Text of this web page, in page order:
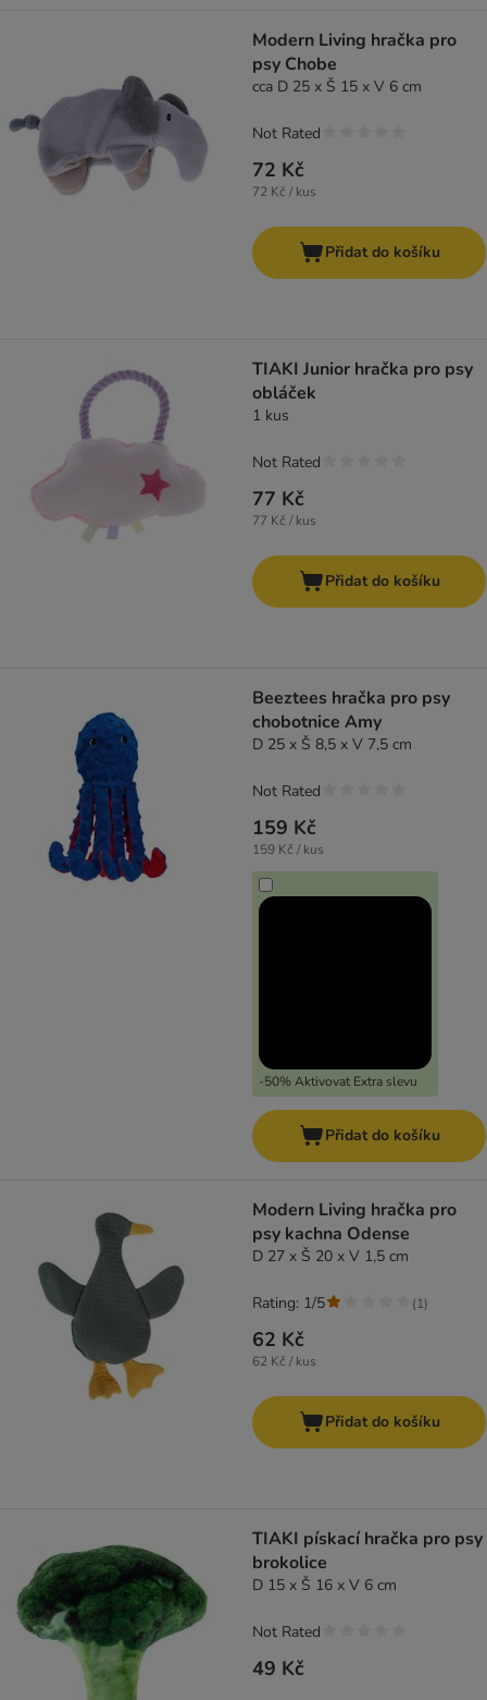
Modern Living hračka pro
psy Chobe
cca D 25 x Š 15 x V 6 cm
72 Kč
72 Kč / kus
Not Rated
Přidat do košíku
TIAKI Junior hračka pro psy
obláček
1 kus
77 Kč
77 Kč / kus
Not Rated
Přidat do košíku
Beeztees hračka pro psy
chobotnice Amy
D 25 x Š 8,5 x V 7,5 cm
159 Kč
159 Kč / kus
-50% Aktivovat Extra slevu
Not Rated
Přidat do košíku
Modern Living hračka pro
psy kachna Odense
D 27 x Š 20 x V 1,5 cm
62 Kč
62 Kč / kus
Rating: 1/5 (1)
Přidat do košíku
TIAKI pískací hračka pro psy
brokolice
D 15 x Š 16 x V 6 cm
49 Kč
Not Rated